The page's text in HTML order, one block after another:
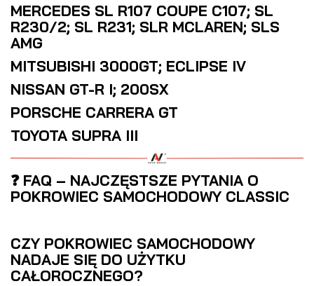
MERCEDES SL R107 COUPE C107; SL
R230/2; SL R231; SLR MCLAREN; SLS
AMG
MITSUBISHI 3000GT; ECLIPSE IV
NISSAN GT-R I; 200SX
PORSCHE CARRERA GT
TOYOTA SUPRA III
❓ FAQ – NAJCZĘSTSZE PYTANIA O
POKROWIEC SAMOCHODOWY CLASSIC
CZY POKROWIEC SAMOCHODOWY
NADAJE SIĘ DO UŻYTKU
CAŁOROCZNEGO?